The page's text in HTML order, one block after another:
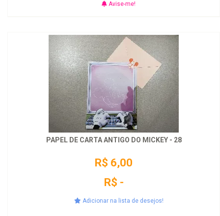
Avise-me!
PAPEL DE CARTA ANTIGO DO MICKEY - 28
R$ 6,00
R$ -
Adicionar na lista de desejos!